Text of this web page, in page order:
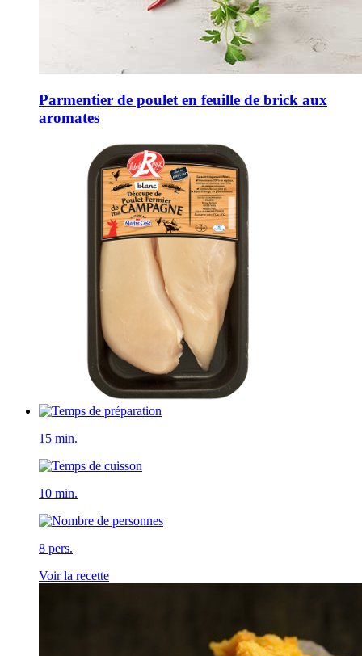
Parmentier de poulet en feuille de brick aux
aromates
15 min.
10 min.
8 pers.
Voir la recette